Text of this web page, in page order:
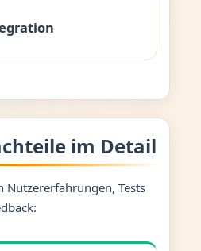
im Detail
Nutzererfahrungen, Tests